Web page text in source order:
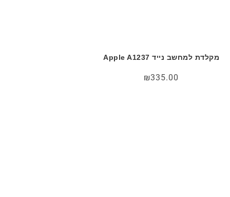
מקלדת למחשב נייד Apple A1237
₪335.00